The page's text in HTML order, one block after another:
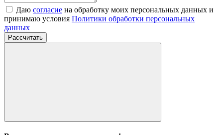
Даю согласие на обработку моих персональных данных и
принимаю условия Политики обработки персональных
данных
Рассчитать